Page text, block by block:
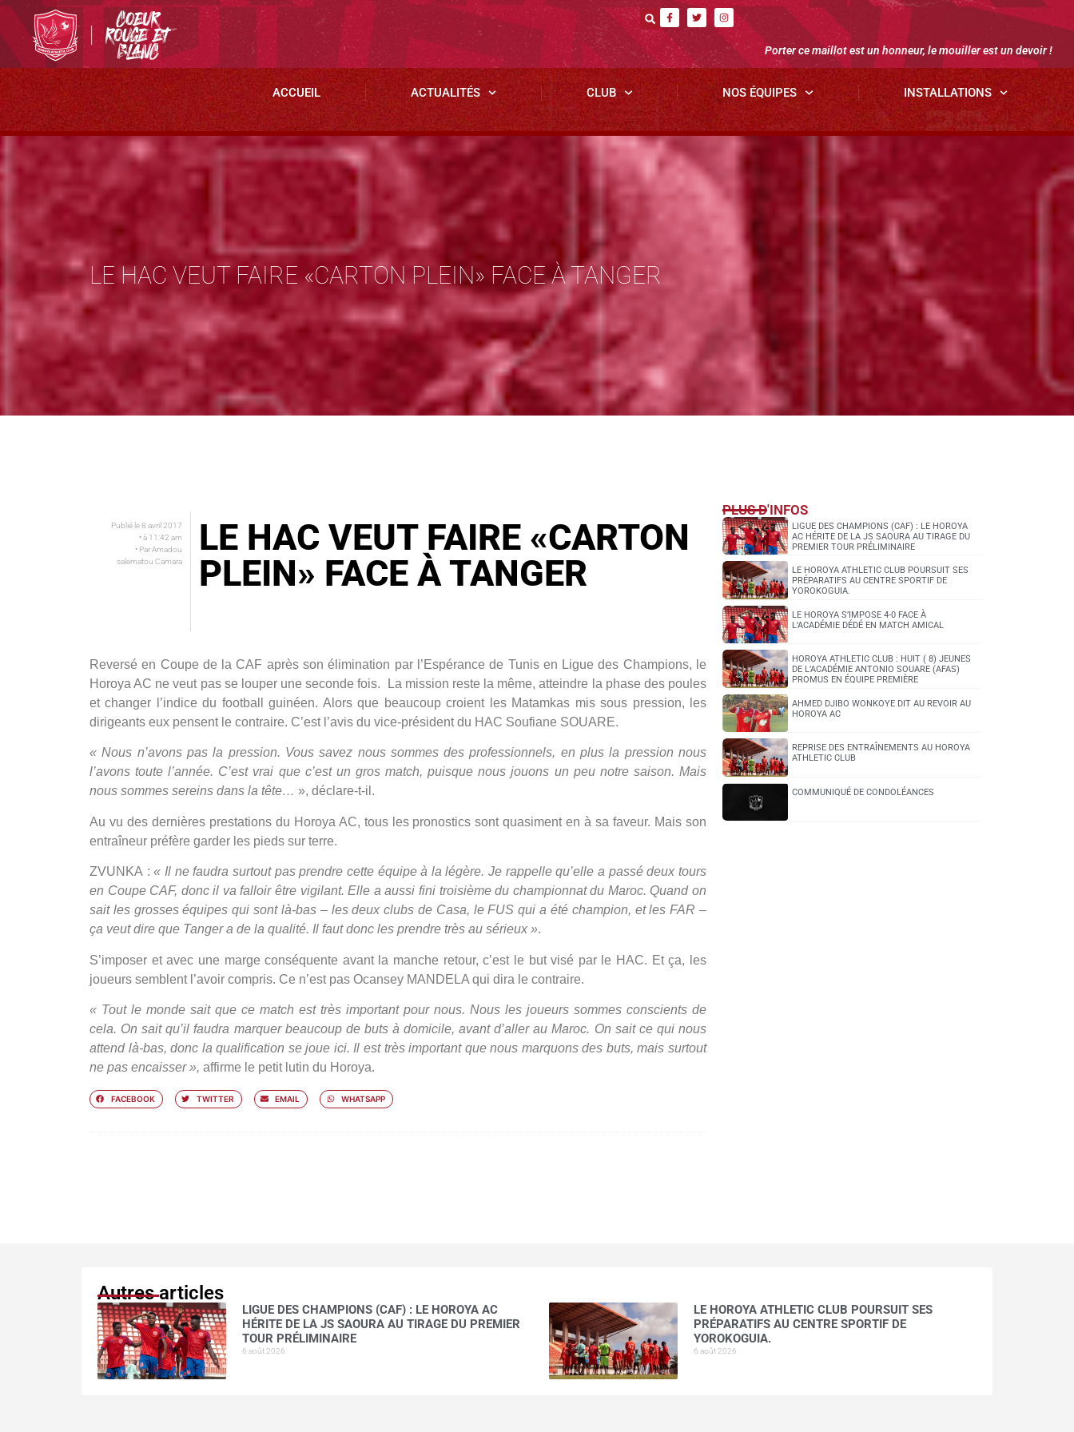
Porter ce maillot est un honneur, le mouiller est un devoir !
ACCUEIL ACTUALITÉS CLUB NOS ÉQUIPES INSTALLATIONS
LE HAC VEUT FAIRE «CARTON PLEIN» FACE À TANGER
Publié le8 avril 2017
• à 11:42 am
• ParAmadou
salematou Camara
LE HAC VEUT FAIRE «CARTON
PLEIN» FACE À TANGER
Reversé en Coupe de la CAF après son élimination par l’Espérance de Tunis en Ligue des Champions, le
Horoya AC ne veut pas se louper une seconde fois. La mission reste la même, atteindre la phase des poules
et changer l’indice du football guinéen. Alors que beaucoup croient les Matamkas mis sous pression, les
dirigeants eux pensent le contraire. C’est l’avis du vice-président du HAC Soufiane SOUARE.
« Nous n’avons pas la pression. Vous savez nous sommes des professionnels, en plus la pression nous
l’avons toute l’année. C’est vrai que c’est un gros match, puisque nous jouons un peu notre saison. Mais
nous sommes sereins dans la tête… », déclare-t-il.
Au vu des dernières prestations du Horoya AC, tous les pronostics sont quasiment en à sa faveur. Mais son
entraîneur préfère garder les pieds sur terre.
ZVUNKA :« Il ne faudra surtout pas prendre cette équipe à la légère. Je rappelle qu’elle a passé deux tours
en Coupe CAF, donc il va falloir être vigilant. Elle a aussi fini troisième du championnat du Maroc. Quand on
sait les grosses équipes qui sont là-bas – les deux clubs de Casa, le FUS qui a été champion, et les FAR –
ça veut dire que Tanger a de la qualité. Il faut donc les prendre très au sérieux ».
S’imposer et avec une marge conséquente avant la manche retour, c’est le but visé par le HAC. Et ça, les
joueurs semblent l’avoir compris. Ce n’est pas Ocansey MANDELA qui dira le contraire.
« Tout le monde sait que ce match est très important pour nous. Nous les joueurs sommes conscients de
cela. On sait qu’il faudra marquer beaucoup de buts à domicile, avant d’aller au Maroc. On sait ce qui nous
attend là-bas, donc la qualification se joue ici. Il est très important que nous marquons des buts, mais surtout
ne pas encaisser », affirme le petit lutin du Horoya.
FACEBOOK TWITTER EMAIL WHATSAPP
PLUS D'INFOS
LIGUE DES CHAMPIONS (CAF) : LE HOROYA
AC HÉRITE DE LA JS SAOURA AU TIRAGE DU
PREMIER TOUR PRÉLIMINAIRE
LE HOROYA ATHLETIC CLUB POURSUIT SES
PRÉPARATIFS AU CENTRE SPORTIF DE
YOROKOGUIA.
LE HOROYA S’IMPOSE 4-0 FACE À
L’ACADÉMIE DÉDÉ EN MATCH AMICAL
HOROYA ATHLETIC CLUB : HUIT ( 8) JEUNES
DE L’ACADÉMIE ANTONIO SOUARE (AFAS)
PROMUS EN ÉQUIPE PREMIÈRE
AHMED DJIBO WONKOYE DIT AU REVOIR AU
HOROYA AC
REPRISE DES ENTRAÎNEMENTS AU HOROYA
ATHLETIC CLUB
COMMUNIQUÉ DE CONDOLÉANCES
Autres articles
LIGUE DES CHAMPIONS (CAF) : LE HOROYA AC
HÉRITE DE LA JS SAOURA AU TIRAGE DU PREMIER
TOUR PRÉLIMINAIRE
6 août 2026
LE HOROYA ATHLETIC CLUB POURSUIT SES
PRÉPARATIFS AU CENTRE SPORTIF DE
YOROKOGUIA.
6 août 2026